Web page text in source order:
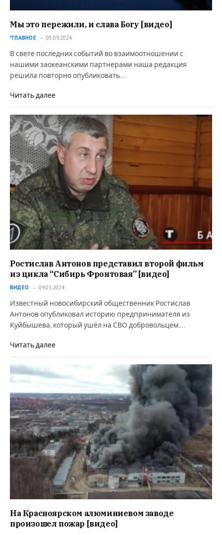
Мы это пережили, и слава Богу [видео]
*ГЛАВНОЕ 05.09.2024
В свете последних событий во взаимоотношении с
нашими заокеанскими партнерами наша редакция
решила повторно опубликовать…
Читать далее
Ростислав Антонов представил второй фильм
из цикла “Сибирь Фронтовая” [видео]
ВИДЕО 09.01.2024
Известный новосибирский общественник Ростислав
Антонов опубликовал историю предпринимателя из
Куйбышева, который ушёл на СВО добровольцем.…
Читать далее
На Красноярском алюминиевом заводе
произошел пожар [видео]